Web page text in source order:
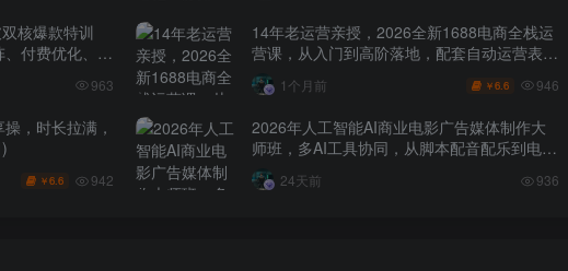
核爆款特训
付费优化、0-
963
14年老运营亲授，2026全新1688电商全栈运
营课，从入门到高阶落地，配套自动运营表
+工具包+直播诊断等
1个月前 ￥6.6 946
，时长拉满，
￥6.6 942
2026年人工智能AI商业电影广告媒体制作大
师班，多AI工具协同，从脚本配音配乐到电影
级短片、品牌广告全流程实战（中英字幕）
24天前 936